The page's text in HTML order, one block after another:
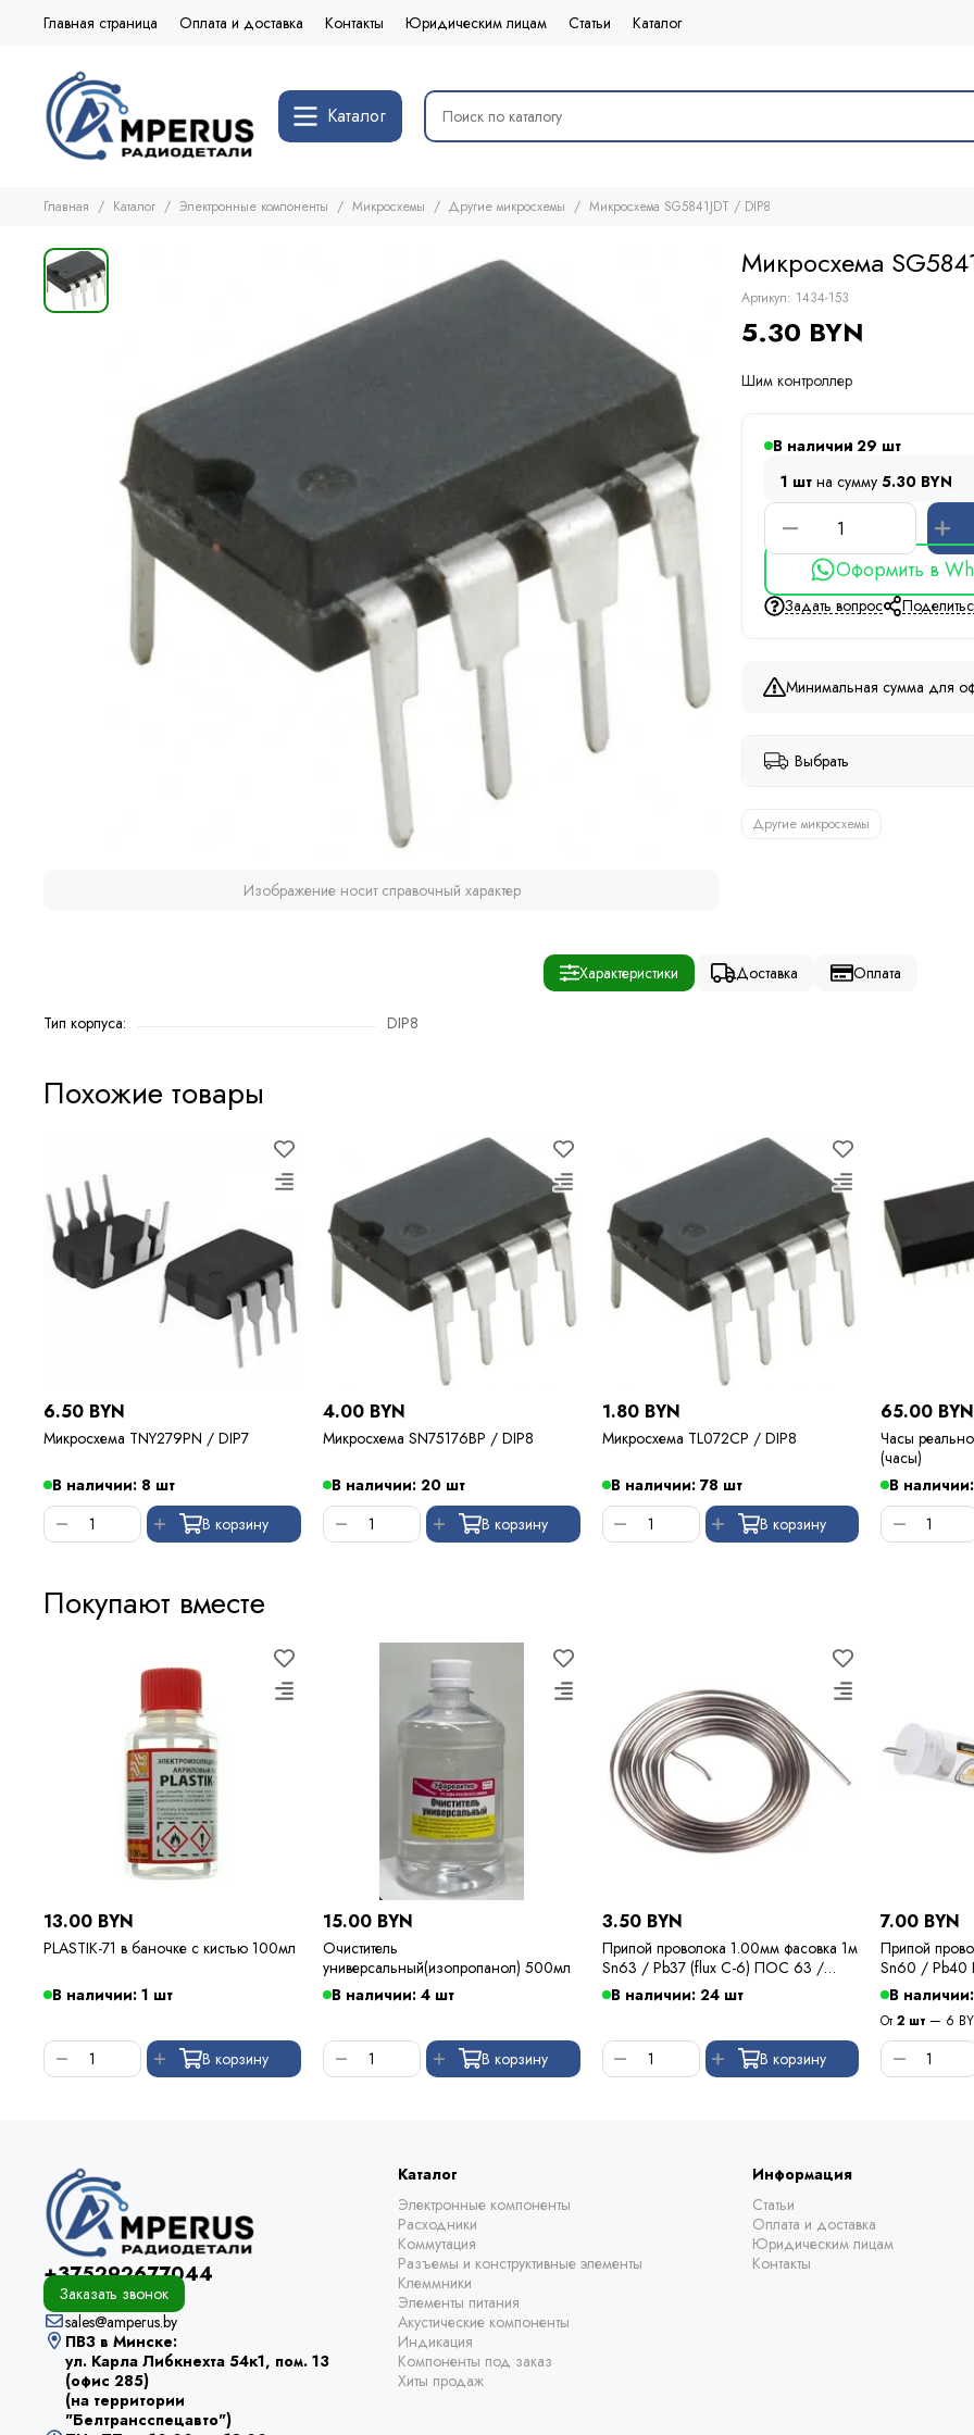
Главная страница Оплата и доставка Контакты Юридическим лицам Статьи Каталог
Каталог
Главная Каталог Электронные компоненты Микросхемы Другие микросхемы Микросхема SG5841JDT / DIP8
Изображение носит справочный характер
Микросхема
Артикул: 1434-153
5.30 BYN
Шим контроллер
В наличии 29
1 шт на сумму 5.30 BYN
Оформить в
Задать вопрос
Минимальная сумма для
Выбрать
Другие микросхемы
Характеристики Доставка Оплата
Тип корпуса: DIP8
Похожие товары
6.50 BYN
Микросхема TNY279PN / DIP7
В наличии: 8 шт
В корзину
4.00 BYN
Микросхема SN75176BP / DIP8
В наличии: 20 шт
В корзину
1.80 BYN
Микросхема TL072CP / DIP8
В наличии: 78 шт
В корзину
65.00 BYN
Часы
(часы)
В
Покупают вместе
13.00 BYN
PLASTIK-71 в баночке с кистью 100мл
В наличии: 1 шт
В корзину
15.00 BYN
Очиститель
универсальный(изопропанол) 500мл
В наличии: 4 шт
В корзину
3.50 BYN
Припой проволока 1.00мм фасовка 1м
Sn63 / Pb37 (flux C-6) ПОС 63 /
Kewei
В наличии: 24 шт
В корзину
7.00 BYN
Припой
Sn60 /
В
От2 шт — 6
+375292677044
Заказать звонок
sales@amperus.by
ПВЗ в Минске:
ул. Карла Либкнехта 54к1, пом. 13
(офис 285)
(на территории
"Белтрансспецавто")
Каталог
Электронные компоненты
Расходники
Коммутация
Разъемы и конструктивные элементы
Клеммники
Элементы питания
Акустические компоненты
Индикация
Компоненты под заказ
Хиты продаж
Информация
Статьи
Оплата и доставка
Юридическим лицам
Контакты